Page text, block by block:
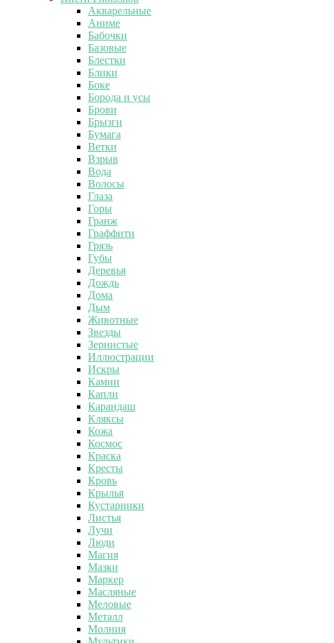
Акварельные
Аниме
Бабочки
Базовые
Блестки
Блики
Боке
Борода и усы
Брови
Брызги
Бумага
Ветки
Взрыв
Вода
Волосы
Глаза
Горы
Гранж
Граффити
Грязь
Губы
Деревья
Дождь
Дома
Дым
Животные
Звезды
Зернистые
Иллюстрации
Искры
Камни
Капли
Карандаш
Кляксы
Кожа
Космос
Краска
Кресты
Кровь
Крылья
Кустарники
Листья
Лучи
Люди
Магия
Мазки
Маркер
Масляные
Меловые
Металл
Молния